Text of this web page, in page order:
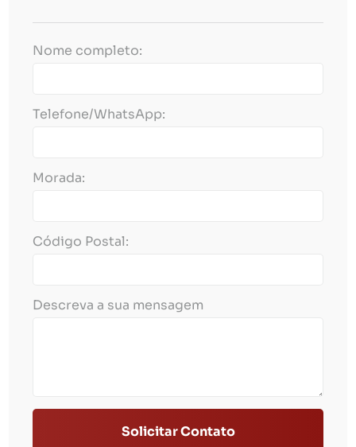
Nome completo:
Telefone/WhatsApp:
Morada:
Código Postal:
Descreva a sua mensagem
Solicitar Contato